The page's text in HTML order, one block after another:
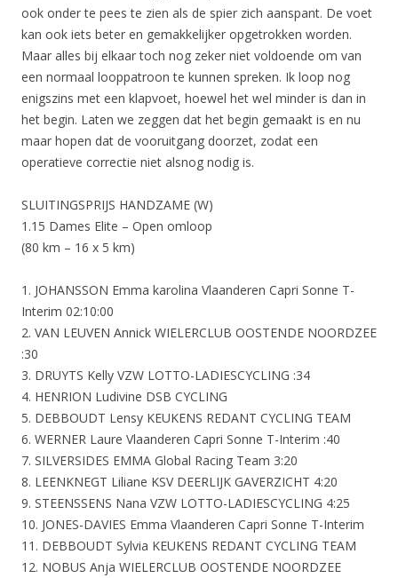
ook onder te pees te zien als de spier zich aanspant. De voet
kan ook iets beter en gemakkelijker opgetrokken worden.
Maar alles bij elkaar toch nog zeker niet voldoende om van
een normaal looppatroon te kunnen spreken. Ik loop nog
enigszins met een klapvoet, hoewel het wel minder is dan in
het begin. Laten we zeggen dat het begin gemaakt is en nu
maar hopen dat de vooruitgang doorzet, zodat een
operatieve correctie niet alsnog nodig is.
SLUITINGSPRIJS HANDZAME (W)
1.15 Dames Elite – Open omloop
(80 km – 16 x 5 km)
1. JOHANSSON Emma karolina Vlaanderen Capri Sonne T-
Interim 02:10:00
2. VAN LEUVEN Annick WIELERCLUB OOSTENDE NOORDZEE
:30
3. DRUYTS Kelly VZW LOTTO-LADIESCYCLING :34
4. HENRION Ludivine DSB CYCLING
5. DEBBOUDT Lensy KEUKENS REDANT CYCLING TEAM
6. WERNER Laure Vlaanderen Capri Sonne T-Interim :40
7. SILVERSIDES EMMA Global Racing Team 3:20
8. LEENKNEGT Liliane KSV DEERLIJK GAVERZICHT 4:20
9. STEENSSENS Nana VZW LOTTO-LADIESCYCLING 4:25
10. JONES-DAVIES Emma Vlaanderen Capri Sonne T-Interim
11. DEBBOUDT Sylvia KEUKENS REDANT CYCLING TEAM
12. NOBUS Anja WIELERCLUB OOSTENDE NOORDZEE